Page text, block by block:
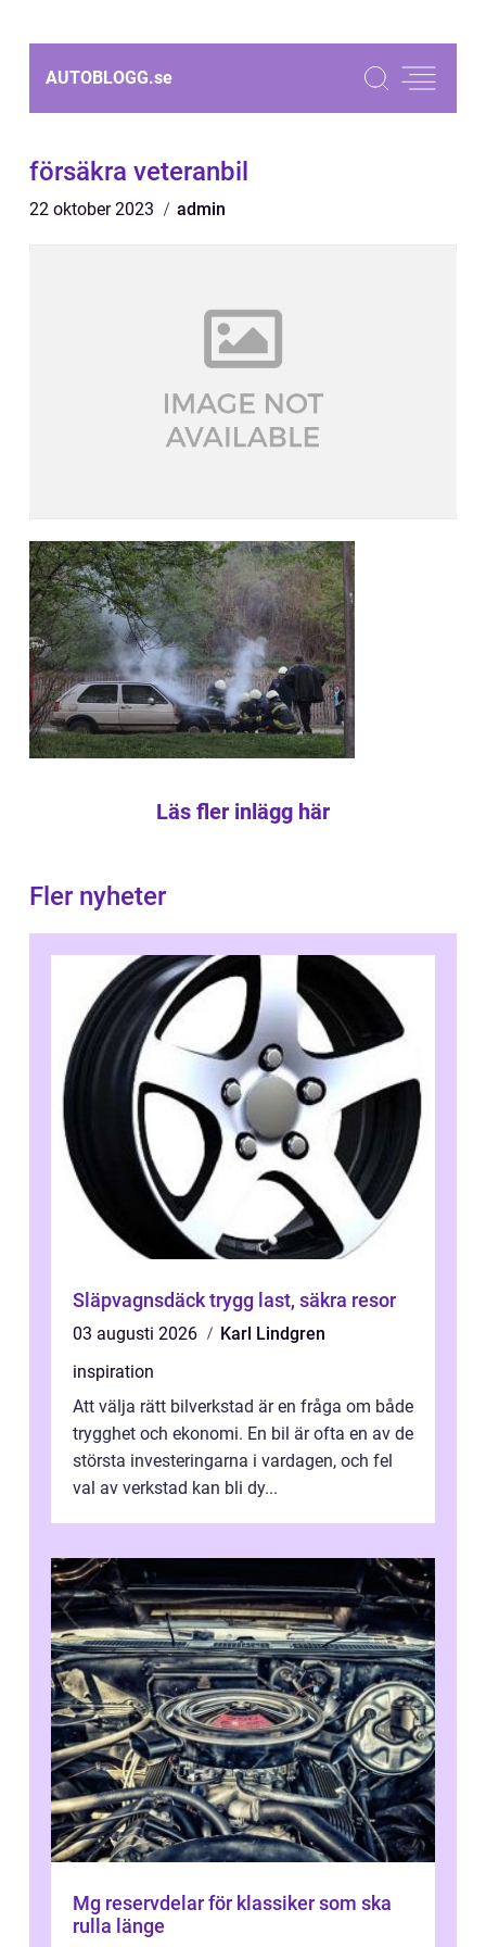
AUTOBLOGG.se
försäkra veteranbil
22 oktober 2023 admin
Läs fler inlägg här
Fler nyheter
Släpvagnsdäck trygg last, säkra resor
03 augusti 2026
Karl Lindgren
inspiration
Att välja rätt bilverkstad är en fråga om både
trygghet och ekonomi. En bil är ofta en av de
största investeringarna i vardagen, och fel
val av verkstad kan bli dy...
Mg reservdelar för klassiker som ska
rulla länge